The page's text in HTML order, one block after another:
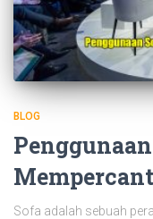
BLOG
Sofa adalah sebuah